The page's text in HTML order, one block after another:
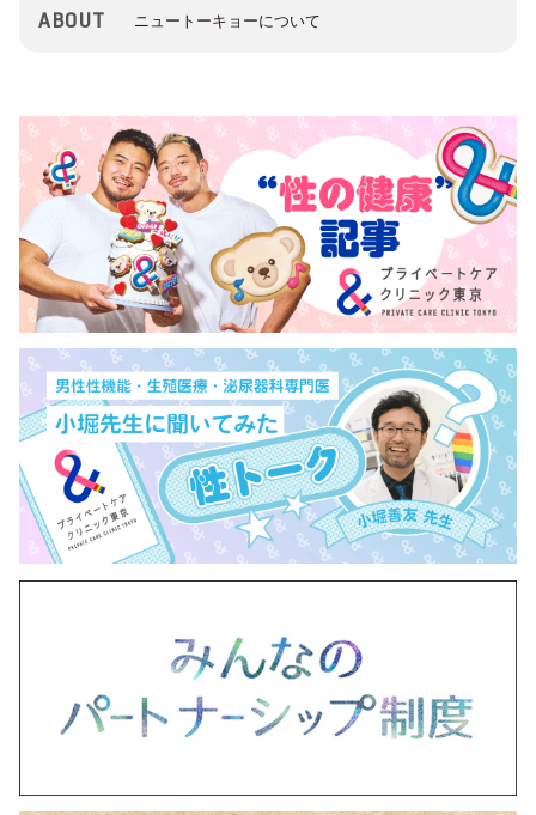
ABOUT ニュートーキョーについて